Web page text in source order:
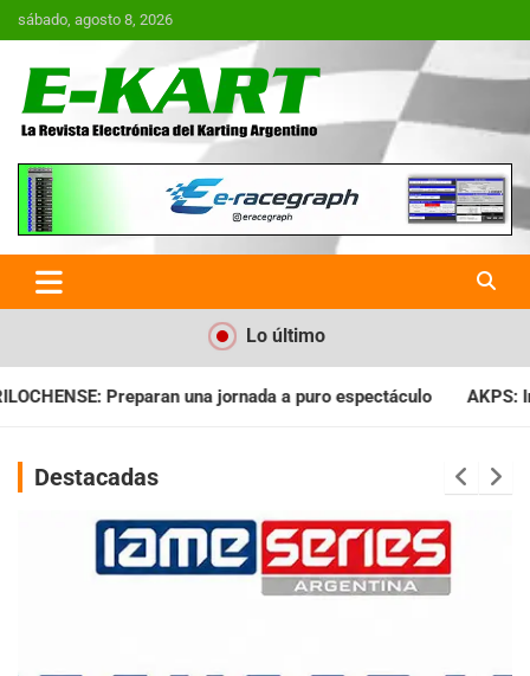
Saltar
al
sábado, agosto 8, 2026
E-Kart.com.ar | La Revista
Electrónica del Karting en
Argentina
Lo último
a puro espectáculo AKPS: Intervino la IGJ y oficializó el
Destacadas